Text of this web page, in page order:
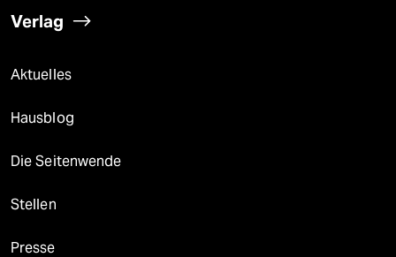
Verlag
Aktuelles
Hausblog
Die Seitenwende
Stellen
Presse